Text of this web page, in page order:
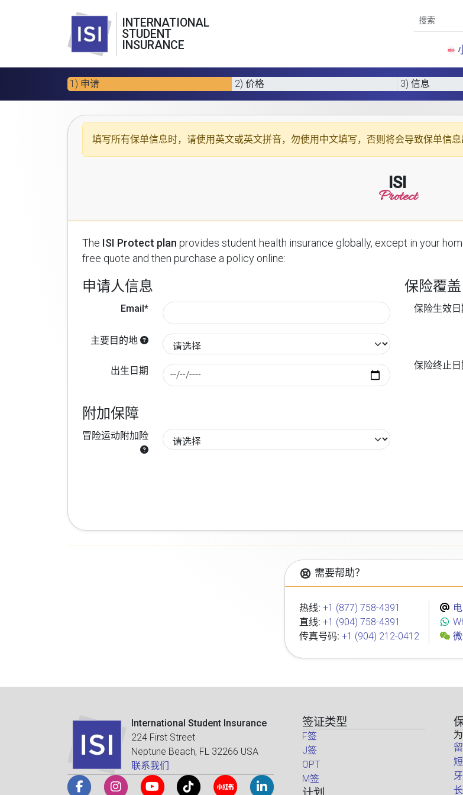
INTERNATIONAL
STUDENT
INSURANCE
1) 申请 2) 价格 3) 信息
填写所有保单信息时，请使用 英文或英文拼音，勿使用中文填写，否则将会导致保单信息
ISI
Protect
The ISI Protect plan provides student health insurance globally, except in your home country. Please enter your details
free quote and then purchase a policy online:
申请人信息
Email*
主要目的地
出生日期
保险覆
保险生效日
保险终止日
附加保障
冒险运动附加险
需要帮助？
热线: +1 (877) 758-4391
直线: +1 (904) 758-4391
传真号码: +1 (904) 212-0412
International Student Insurance
224 First Street
Neptune Beach, FL 32266 USA
联系我们
签证类型
F签
J签
OPT
M签